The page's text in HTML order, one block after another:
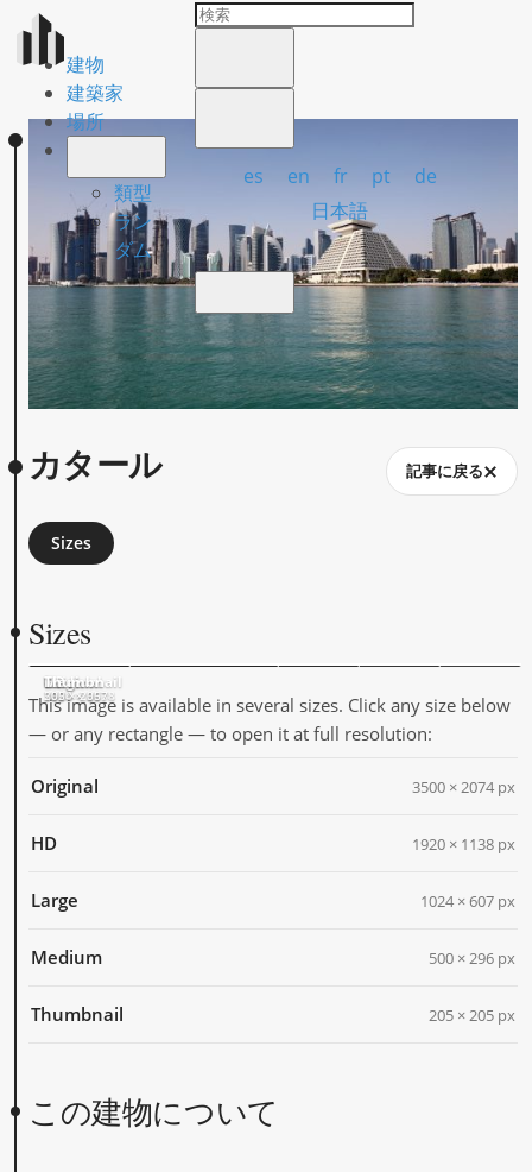
建物
建築家
場所
類型
ラン
ダム
es en fr pt
de
日本語
カタール 記事に戻る
Sizes
Sizes
Original
3500 × 2074
HD
1920 × 1138
Large
1024 × 607
Medium
500 × 296
Thumbnail
205 × 205
This image is available in several sizes. Click any size below
— or any rectangle — to open it at full resolution:
Original 3500 × 2074 px
HD 1920 × 1138 px
Large 1024 × 607 px
Medium 500 × 296 px
Thumbnail 205 × 205 px
この建物について